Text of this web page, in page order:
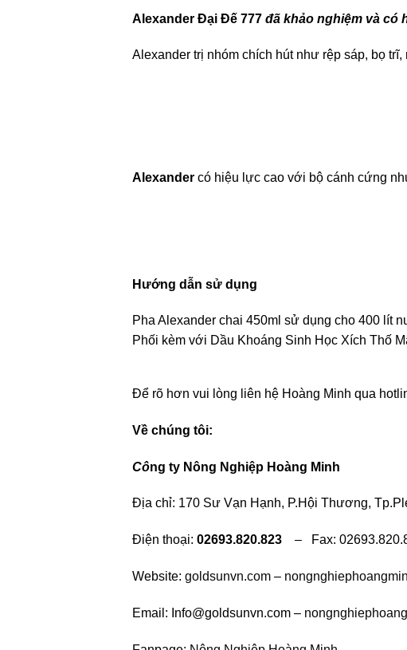
Alexander Đại Đế 777 đã khảo nghiệm và có
Alexander trị nhóm chích hút như rệp sáp, bọ
Alexander có hiệu lực cao với bộ cánh cứng
Hướng dẫn sử dụng
Pha Alexander chai 450ml sử dụng cho 400 lít
Phối kèm với Dầu Khoáng Sinh Học Xích Thố
Để rõ hơn vui lòng liên hệ Hoàng Minh qua
Về chúng tôi:
Công ty Nông Nghiệp Hoàng Minh
Địa chỉ: 170 Sư Vạn Hạnh, P.Hội Thương,
Điện thoại: 02693.820.823 – Fax:
Website:goldsunvn.com –
Email: Info@goldsunvn.com –